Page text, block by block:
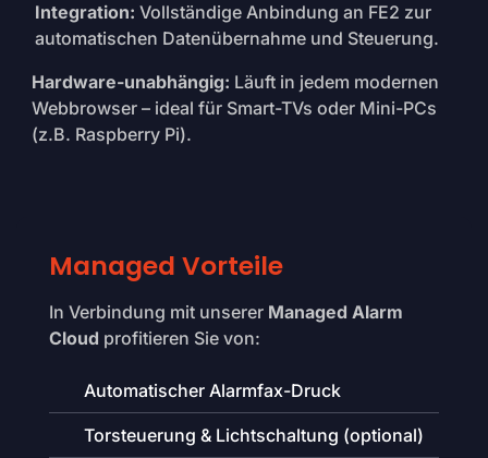
Integration: Vollständige Anbindung an FE2 zur
automatischen Datenübernahme und Steuerung.
Hardware-unabhängig: Läuft in jedem modernen
Webbrowser – ideal für Smart-TVs oder Mini-PCs
(z.B. Raspberry Pi).
Managed Vorteile
In Verbindung mit unserer Managed Alarm
Cloud profitieren Sie von:
Automatischer Alarmfax-Druck
Torsteuerung & Lichtschaltung (optional)